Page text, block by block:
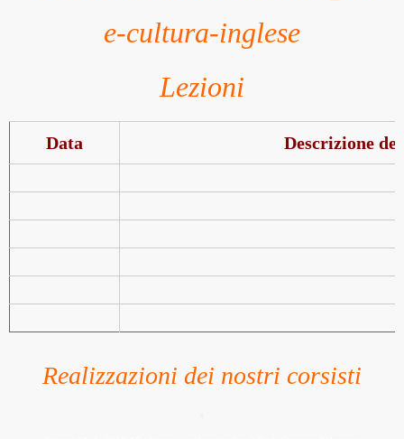
Lezioni
Data Descrizione
Realizzazioni dei nostri corsisti